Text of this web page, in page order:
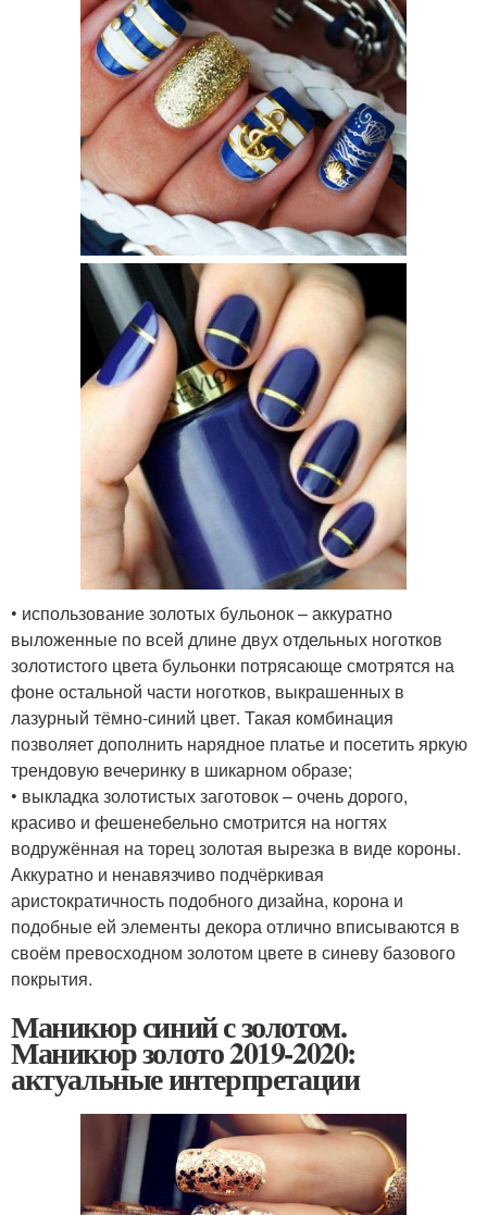
• использование золотых бульонок – аккуратно
выложенные по всей длине двух отдельных ноготков
золотистого цвета бульонки потрясающе смотрятся на
фоне остальной части ноготков, выкрашенных в
лазурный тёмно-синий цвет. Такая комбинация
позволяет дополнить нарядное платье и посетить яркую
трендовую вечеринку в шикарном образе;
• выкладка золотистых заготовок – очень дорого,
красиво и фешенебельно смотрится на ногтях
водружённая на торец золотая вырезка в виде короны.
Аккуратно и ненавязчиво подчёркивая
аристократичность подобного дизайна, корона и
подобные ей элементы декора отлично вписываются в
своём превосходном золотом цвете в синеву базового
покрытия.
Маникюр синий с золотом.
Маникюр золото 2019-2020:
актуальные интерпретации